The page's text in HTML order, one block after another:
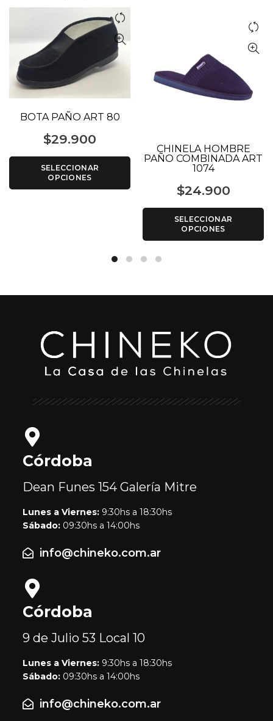
BOTA PAÑO ART 80
$29.900
SELECCIONAR
OPCIONES
CHINELA HOMBRE
PAÑO COMBINADA ART
1074
$24.900
SELECCIONAR
OPCIONES
Córdoba
Dean Funes 154Galería Mitre
Lunes a Viernes: 9:30hs a 18:30hs
Sábado: 09:30hs a 14:00hs
info@chineko.com.ar
Córdoba
9 de Julio 53 Local 10
Lunes a Viernes: 9:30hs a 18:30hs
Sábado: 09:30hs a 14:00hs
info@chineko.com.ar